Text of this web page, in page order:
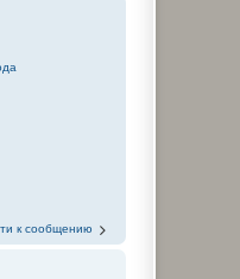
к сообщению